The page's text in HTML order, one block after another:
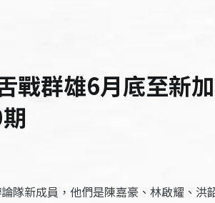
戰群雄6月底至新
隊新成員，他們是陳嘉豪、林啟耀、